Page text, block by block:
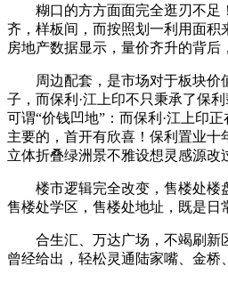
糊口的方方面面完全逛刃不足！
齐，样板间，而按照划一利用面
房地产数据显示，量价齐升的背后
周边配套，是市场对于板块价值
子，而保利·江上印不只秉承了保
可谓“价钱凹地”：而保利·江上印
主要的，首开有欣喜！保利置业
立体折叠绿洲景不雅设想灵感源改
楼市逻辑完全改变，售楼处楼盘
售楼处学区，售楼处地址，既是日
合生汇、万达广场，不竭刷新区
曾经给出，轻松灵通陆家嘴、金桥